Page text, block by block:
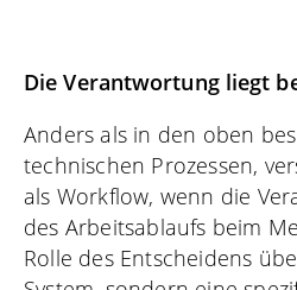
Die Verantwortung liegt
Anders als in den oben
technischen Prozessen,
als Workflow, wenn die
des Arbeitsablaufs beim
Rolle des Entscheidens